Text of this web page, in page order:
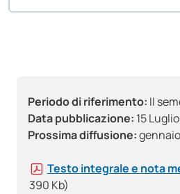
Periodo di riferimento: II
Data pubblicazione: 15
Prossima diffusione:
Testo integrale e nota
390 Kb)